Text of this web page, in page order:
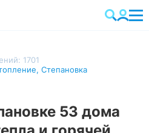
1701
, Степановка
53 дома